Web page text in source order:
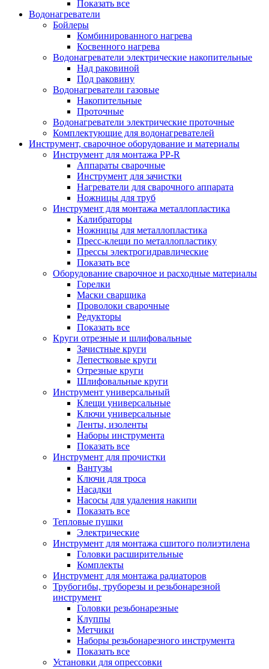
Показать все
Водонагреватели
Бойлеры
Комбинированного нагрева
Косвенного нагрева
Водонагреватели электрические накопительные
Над раковиной
Под раковину
Водонагреватели газовые
Накопительные
Проточные
Водонагреватели электрические проточные
Комплектующие для водонагревателей
Инструмент, сварочное оборудование и материалы
Инструмент для монтажа PP-R
Аппараты сварочные
Инструмент для зачистки
Нагреватели для сварочного аппарата
Ножницы для труб
Инструмент для монтажа металлопластика
Калибраторы
Ножницы для металлопластика
Пресс-клещи по металлопластику
Прессы электрогидравлические
Показать все
Оборудование сварочное и расходные материалы
Горелки
Маски сварщика
Проволоки сварочные
Редукторы
Показать все
Круги отрезные и шлифовальные
Зачистные круги
Лепестковые круги
Отрезные круги
Шлифовальные круги
Инструмент универсальный
Клещи универсальные
Ключи универсальные
Ленты, изоленты
Наборы инструмента
Показать все
Инструмент для прочистки
Вантузы
Ключи для троса
Насадки
Насосы для удаления накипи
Показать все
Тепловые пушки
Электрические
Инструмент для монтажа сшитого полиэтилена
Головки расширительные
Комплекты
Инструмент для монтажа радиаторов
Трубогибы, труборезы и резьбонарезной
инструмент
Головки резьбонарезные
Клуппы
Метчики
Наборы резьбонарезного инструмента
Показать все
Установки для опрессовки